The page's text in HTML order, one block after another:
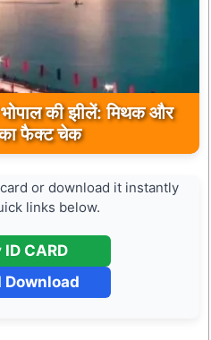
भोपाल की झीलें: मिथक और
फैक्ट चेक
ने मऊगंज के बहुती जलप्रपात
की दिशा में उठाया कदम
or download it instantly
links below.
CARD
Download